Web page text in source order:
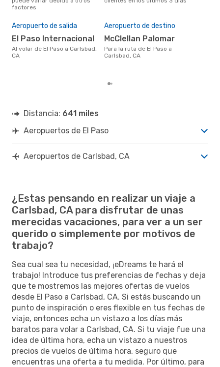
factores
Aeropuerto de salida
El Paso Internacional
Al volar de El Paso a Carlsbad,
CA
Aeropuerto de destino
McClellan Palomar
Para la ruta de El Paso a
Carlsbad, CA
Distancia: 641 miles
Aeropuertos de El Paso
Aeropuertos de Carlsbad, CA
¿Estas pensando en realizar un viaje a
Carlsbad, CA para disfrutar de unas
merecidas vacaciones, para ver a un ser
querido o simplemente por motivos de
trabajo?
Sea cual sea tu necesidad, ¡eDreams te hará el
trabajo! Introduce tus preferencias de fechas y deja
que te mostremos las mejores ofertas de vuelos
desde El Paso a Carlsbad, CA. Si estás buscando un
punto de inspiración o eres flexible en tus fechas de
viaje, entonces echa un vistazo a los días más
baratos para volar a Carlsbad, CA. Si tu viaje fue una
idea de última hora, echa un vistazo a nuestros
precios de vuelos de última hora, seguro que
encuentras una oferta a tu medida. Por último, para